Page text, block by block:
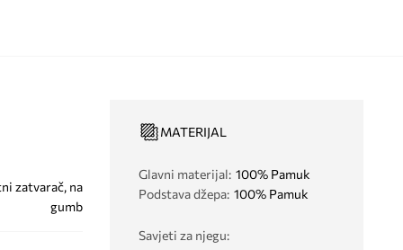
zatvarač, na
gumb
MATERIJAL
Glavni materijal: 100% Pamuk
Podstava džepa: 100% Pamuk
Savjeti za njegu: